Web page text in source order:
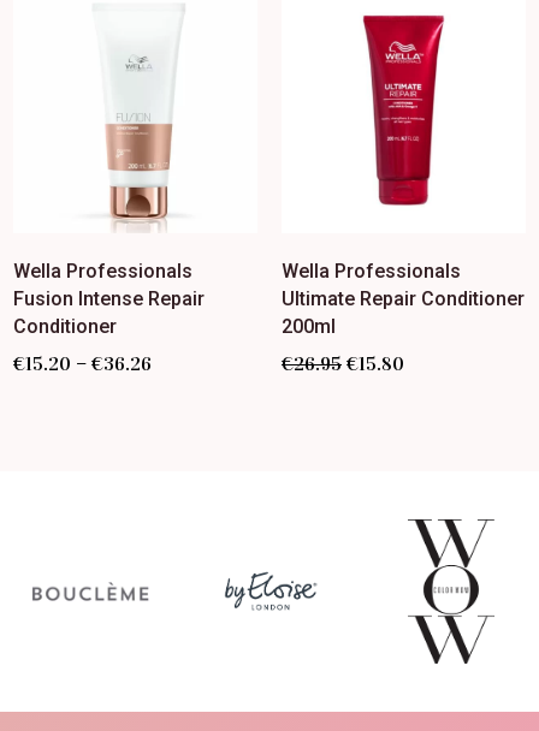
Wella Professionals
Fusion Intense Repair
Conditioner
€15.20 –€36.26
Wella Professionals
Ultimate Repair Conditioner
200ml
€26.95 €15.80